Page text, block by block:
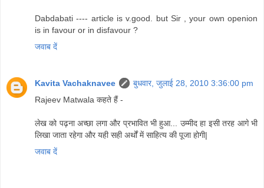
Dabdabati ---- article is v.good. but Sir , your own openion
is in favour or in disfavour ?
जवाब दें
Kavita Vachaknavee
बुधवार, जुलाई 28, 2010 3:36:00 pm
Rajeev Matwala कहते हैं -
लेख को पढ़ना अच्छा लगा और प्रभावित भी हुआ... उम्मीद हा इसी तरह आगे भी
लिखा जाता रहेगा और यही सही अर्थों में साहित्य की पूजा होगी|
जवाब दें